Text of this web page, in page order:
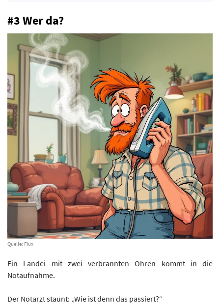
#3 Wer da?
Quelle: Flux
Ein Landei mit zwei verbrannten Ohren kommt in die
Notaufnahme.
Der Notarzt staunt: „Wie ist denn das passiert?“